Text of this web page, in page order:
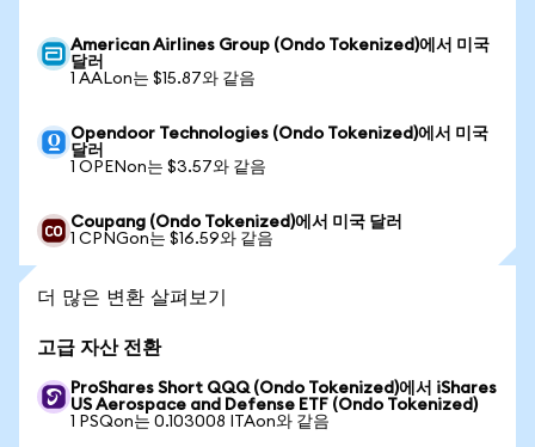
American Airlines Group (Ondo Tokenized)에서 미국
달러
1 AALon는 $15.87와 같음
Opendoor Technologies (Ondo Tokenized)에서 미국
달러
1 OPENon는 $3.57와 같음
Coupang (Ondo Tokenized)에서 미국 달러
1 CPNGon는 $16.59와 같음
더 많은 변환 살펴보기
고급 자산 전환
ProShares Short QQQ (Ondo Tokenized)에서 iShares
US Aerospace and Defense ETF (Ondo Tokenized)
1 PSQon는 0.103008 ITAon와 같음